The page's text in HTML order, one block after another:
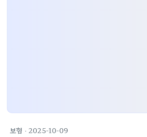
보험 · 2025-10-09